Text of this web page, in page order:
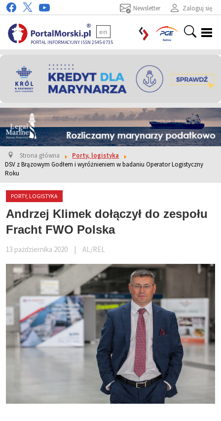
Zaloguj się
Newsletter
PORTAL INFORMACYJNY ISSN 2545-0735
en
Strona główna
Porty, logistyka
DSV z Brązowym Godłem i wyróżnieniem w badaniu Operator Logistyczny
Roku
PORTY, LOGISTYKA
Andrzej Klimek dołączył do zespołu
Fracht FWO Polska
13 pażdziernika 2020 AL/REL